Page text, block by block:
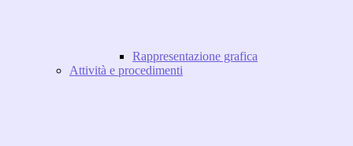
Rappresentazione grafica
Attività e procedimenti